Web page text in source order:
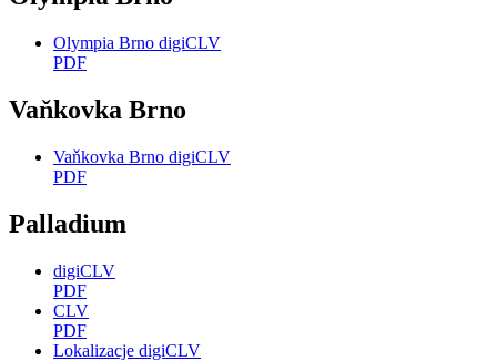
Olympia Brno digiCLV
PDF
Vaňkovka Brno
Vaňkovka Brno digiCLV
PDF
Palladium
digiCLV
PDF
CLV
PDF
Lokalizacje digiCLV